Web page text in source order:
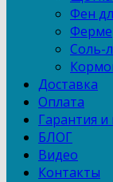
Фен
Соль-
Доставка
Оплата
Гарантия и
БЛОГ
Видео
Контакты